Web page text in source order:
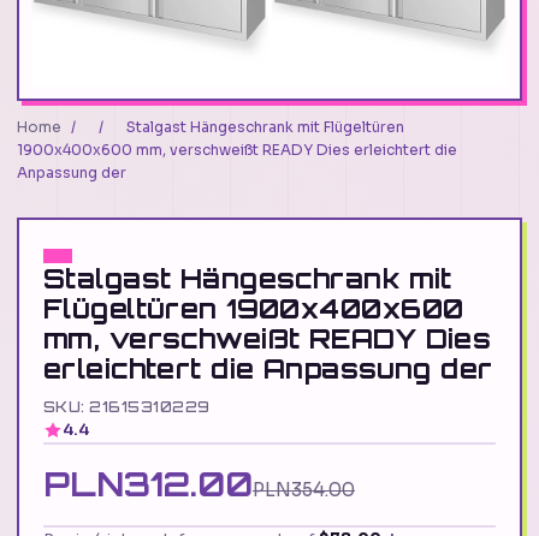
Home / /
Stalgast Hängeschrank mit Flügeltüren
1900x400x600 mm, verschweißt READY Dies erleichtert die
Anpassung der
Stalgast Hängeschrank mit
Flügeltüren 1900x400x600
mm, verschweißt READY Dies
erleichtert die Anpassung der
SKU: 21615310229
4.4
PLN312.00PLN354.00